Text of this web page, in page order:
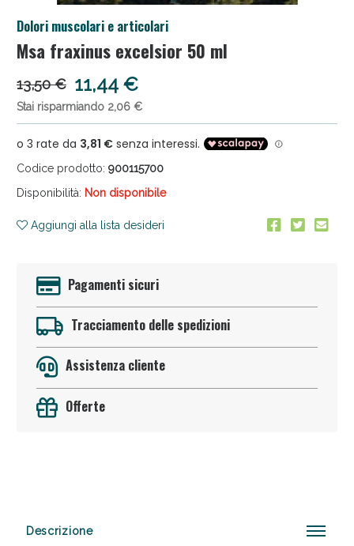
Dolori muscolari e articolari
Msa fraxinus excelsior 50 ml
13,50 € 11,44 €
Stai risparmiando 2,06 €
Codice prodotto: 900115700
Disponibilità: Non disponibile
Aggiungi alla lista desideri
Pagamenti sicuri
Tracciamento delle spedizioni
Assistenza cliente
Offerte
Descrizione
Anticellulite e Fanghi: Sconto fino al 40% valido
Sconto fino al 55% disponibile oggi!